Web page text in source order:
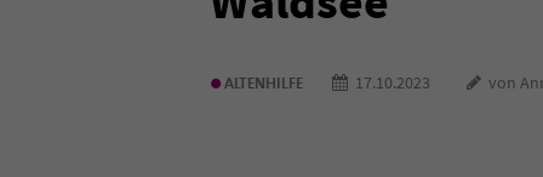
•ALTENHILFE 17.10.2023 von